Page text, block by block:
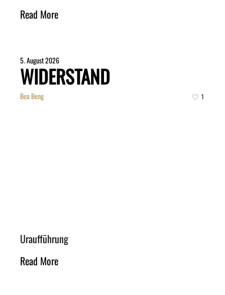
Read More
5. August 2026
WIDERSTAND
Bea Beng 1
Uraufführung
Read More